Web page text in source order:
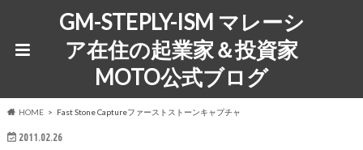
GM-STEPLY-ISM マレーシ
ア在住の起業家＆投資家
MOTO公式ブログ
HOME Fast Stone Captureファーストストーンキャプチャ
2011.02.26